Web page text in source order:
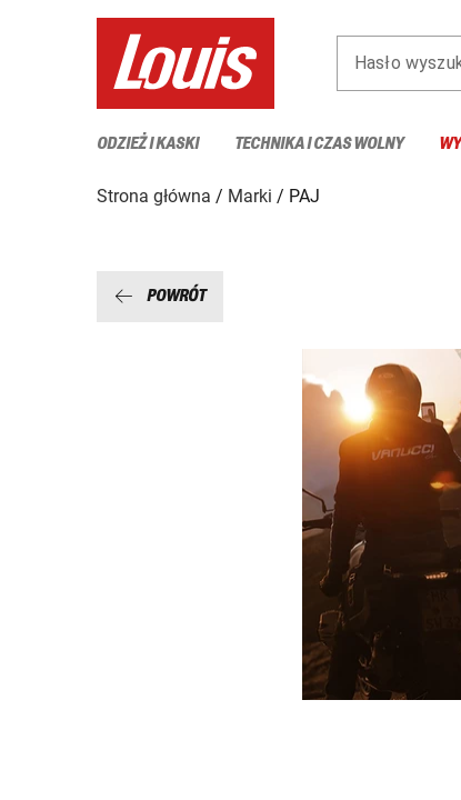
Hasło
ODZIEŻ I KASKI TECHNIKA I CZAS WOLNY
Strona główna Marki PAJ
POWRÓT